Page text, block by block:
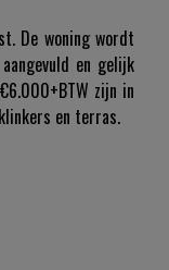
De woning wordt
en gelijk
zijn in
en terras.